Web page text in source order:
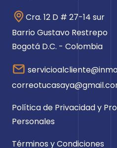
Cra. 12 D # 27-14 sur
Barrio Gustavo Restrepo
Bogotá D.C. - Colombia
Política de Privacidad y
Personales
Términos y Condiciones